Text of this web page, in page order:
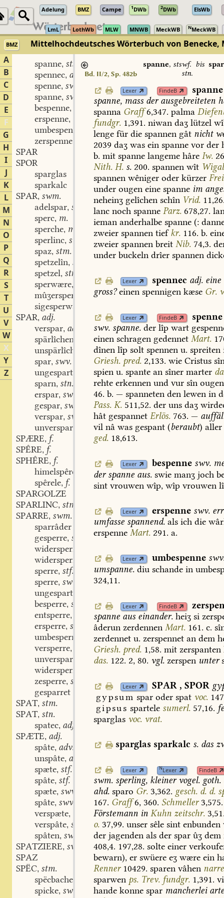
Adelung BMZ Campe 1DWb 2DWb ElsWb
LmL LothWb MLW MNWB MeckWB NMeckWB
BMZ
Mittelhochdeutsches Wörterbuch von
A
B
C
D
E
F
G
H
I
J
K
L
M
N
O
P
Q
R
S
T
U
V
W
X
Y
Z
spanne, stswf.
spennec, adj.
spenne, swv.
spanne, swv.
bespenne,
erspenne,
umbespenne
swv.
zerspenne
SPAR
SPOR
sparglas
sparkalc
SPAR, swm.
adelspar, swm.
sperc, m.
sperche, m.
sperlinc, stm.
spaz, stm.
spetzelîn, stn.
spetzel, stn.
sperwære,
mûʒersperwære,stm.
sigesperwære
SPAR, adj.
verspar, adj.
spärlîchen
adv.
unspärlîchen
adv.
spar, swv.
ungespart
part. adj.
sparn, stn.
erspar, swv.
gespar, swv.
verspar, swv.
unverspart
part. adj.
SPÆRE, f.
SPÊRE, f.
SPHÊRE, f.
himelspêre
spêrele, f.
SPARGOLZE
SPARLINC, stm.
SPARRE, swm.
sparrâder
gesperre, stn.
widersperre
widersperrec
adj.
sperre, stf.
sperre, swv.
ungespart
besperre, swv.
entsperre,
ersperre, swv.
umbesperre
swv.
versperre,
unverspart
part. adj.
widersperre
zesperre, swv.
gesparret
SPAT, stm.
SPAT, stn.
spatec, adj.
SPÆTE, adj.
spâte, adv.
unspâte, adv.
spæte, stf.
spâte, stf.
spæte, swv.
spâte, swv.
verspæte,
verspâte, swv.
spâten, swv.
SPATZIERE, swv.
SPAZ
SPËC, stm.
spëcbache
spicke, swv.
Bd. II/2, Sp. 482b
spanne, stswf. bis
stn.
Lexer FindeB
spanne
spanne, mass derausgebreiteten
spanna Graff 6,347. palma
fundgr. 1,391. niwan daʒ lützel
lenge für die spannen gât nicht
2039 daʒ was ein spanne vor der
b. mit spanne langeme hâre Iw.
Nith. H. s. 200. spannen wît
spannen wêniger oder kürzer
under ougen eine spanne im
neheinʒ gelîchen schîn Vrid.
lanc noch spanne Parz. 678,27.
ieman anderhalbe spanne (:
zweier spannen tief kr. 116. b.
zweier spannen breit Nib. 74,3.
under buckeln drîer spannen
Lexer spennec adj. eine
gross? einen spennigen kæse Gr.
Lexer FindeB
spenne
swv. spanne. der lîp wart
einen schragen gedennet Mart.
dînen lîp solt spennen u. spreiten
Griesh. pred. 2,133. wie Cristus
spien u. spante an sîner marter
rehte erkennen und vur sîn ougen
46. b. — spanneten den lewen in
Pass. K. 511,52. der uns daʒ
hât gespannet Erlös. 763. —
vil nâ was gespant (beraubt) aller
ged. 18,613.
Lexer bespenne swv.
derspanne aus. swie manʒ joch
sint vrouwen wîp, wîp vrouwen
Lexer erspenne swv.
umfasse spannend. als ich die
erspenne Mart. 291. a.
Lexer umbespenne
umspanne. diu schande in
324,11.
Lexer FindeB
spanne aus einander. heiʒ si
âderun zerdennen Mart. 161. c.
zerdennet u. zerspennet an dem
Griesh. pred. 1,58. mit zerspanten
das. 122. 2, 80. vgl. zerspen unter
Lexer SPAR , SPOR
gypsum sparoderspat voc.
gipsus spartele sumerl. 57,16.
sparglas voc. vrat.
sparglas sparkalc s.das
Lexer NLexer FindeB
swm. sperling, kleinervogel. goth.
ahd. sparo Gr. 3,362. gesch. d. d.
167. Graff 6, 360. Schmeller 3,575.
Förstemann in Kuhn zeitschr.
o. 37,99. unser sêle sint enbunden
der jagenden als der spar ûʒ dem
408,4. 197,28. solte einer
bewarn), er swüere eʒ wære ein
Renner 10429. sparen vâhen
sparwen ps. Trev. fundgr. 1,391.
hande konne spar mancherlei